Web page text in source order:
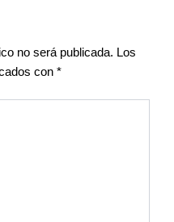
no será publicada. Los
con *